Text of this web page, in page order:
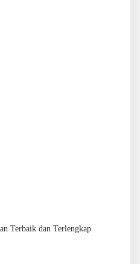
Terbaik dan Terlengkap